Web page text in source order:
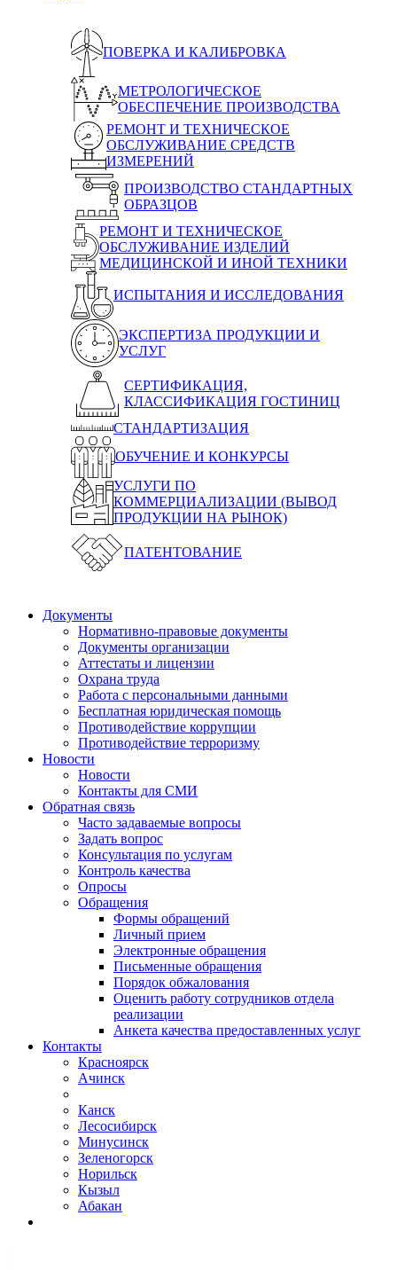
ПОВЕРКА И КАЛИБРОВКА
МЕТРОЛОГИЧЕСКОЕ
ОБЕСПЕЧЕНИЕ ПРОИЗВОДСТВА
РЕМОНТ И ТЕХНИЧЕСКОЕ
ОБСЛУЖИВАНИЕ СРЕДСТВ
ИЗМЕРЕНИЙ
ПРОИЗВОДСТВО СТАНДАРТНЫХ
ОБРАЗЦОВ
РЕМОНТ И ТЕХНИЧЕСКОЕ
ОБСЛУЖИВАНИЕ ИЗДЕЛИЙ
МЕДИЦИНСКОЙ И ИНОЙ ТЕХНИКИ
ИСПЫТАНИЯ И ИССЛЕДОВАНИЯ
ЭКСПЕРТИЗА ПРОДУКЦИИ И
УСЛУГ
СЕРТИФИКАЦИЯ,
КЛАССИФИКАЦИЯ ГОСТИНИЦ
СТАНДАРТИЗАЦИЯ
ОБУЧЕНИЕ И КОНКУРСЫ
УСЛУГИ ПО
КОММЕРЦИАЛИЗАЦИИ (ВЫВОД
ПРОДУКЦИИ НА РЫНОК)
ПАТЕНТОВАНИЕ
Документы
Нормативно-правовые документы
Документы организации
Аттестаты и лицензии
Охрана труда
Работа с персональными данными
Бесплатная юридическая помощь
Противодействие коррупции
Противодействие терроризму
Новости
Новости
Контакты для СМИ
Обратная связь
Часто задаваемые вопросы
Задать вопрос
Консультация по услугам
Контроль качества
Опросы
Обращения
Формы обращений
Личный прием
Электронные обращения
Письменные обращения
Порядок обжалования
Оценить работу сотрудников отдела
реализации
Анкета качества предоставленных услуг
Контакты
Красноярск
Ачинск
Канск
Лесосибирск
Минусинск
Зеленогорск
Норильск
Кызыл
Абакан